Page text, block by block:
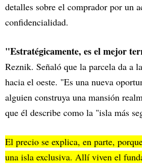
detalles sobre el comprador por un
confidencialidad.
"Estratégicamente, es el mejor
Reznik. Señaló que la parcela da a
hacia el oeste. "Es una nueva
alguien construya una mansión
que él describe como la "isla más
El precio se explica, en parte,
una isla exclusiva. Allí viven el